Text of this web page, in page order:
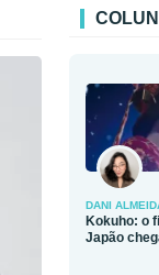
DANI
Kokuho: o
Japão